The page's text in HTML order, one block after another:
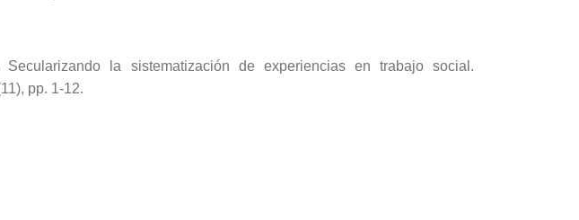
Secularizando la sistematización de experiencias en trabajo social.
pp. 1-12.